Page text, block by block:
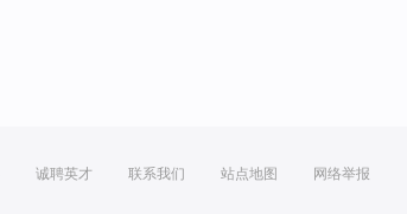
诚聘英才 联系我们 站点地图 网络举报